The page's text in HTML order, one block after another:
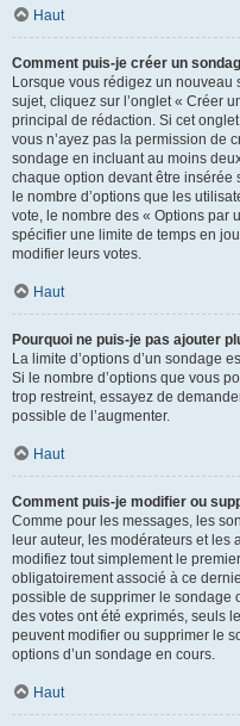
Haut
Comment puis-je créer un
Lorsque vous rédigez un nouveau
sujet, cliquez sur l’onglet « Créer
principal de rédaction. Si cet
vous n’ayez pas la permission de
sondage en incluant au moins
chaque option devant être
le nombre d’options que les
vote, le nombre des « Options par
spécifier une limite de temps en
modifier leurs votes.
Haut
Pourquoi ne puis-je pas ajouter
La limite d’options d’un sondage
Si le nombre d’options que vous
trop restreint, essayez de
possible de l’augmenter.
Haut
Comment puis-je modifier ou
Comme pour les messages, les
leur auteur, les modérateurs et
modifiez tout simplement le
obligatoirement associé à ce
possible de supprimer le sondage
des votes ont été exprimés, seuls
peuvent modifier ou supprimer le
options d’un sondage en cours.
Haut